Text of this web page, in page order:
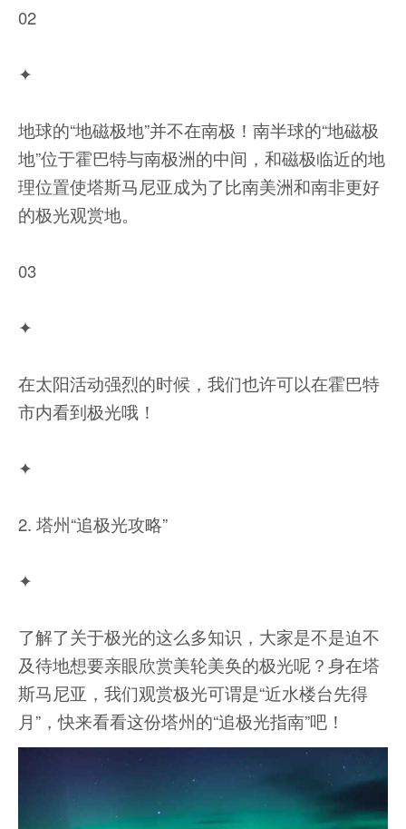
02
✦
地球的“地磁极地”并不在南极！南半球的“地磁极
地”位于霍巴特与南极洲的中间，和磁极临近的地
理位置使塔斯马尼亚成为了比南美洲和南非更好
的极光观赏地。
03
✦
在太阳活动强烈的时候，我们也许可以在霍巴特
市内看到极光哦！
✦
2. 塔州“追极光攻略”
✦
了解了关于极光的这么多知识，大家是不是迫不
及待地想要亲眼欣赏美轮美奂的极光呢？身在塔
斯马尼亚，我们观赏极光可谓是“近水楼台先得
月”，快来看看这份塔州的“追极光指南”吧！